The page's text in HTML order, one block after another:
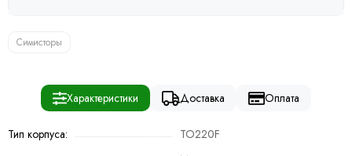
Симисторы
Характеристики Доставка Оплата
Тип корпуса:
TO220F